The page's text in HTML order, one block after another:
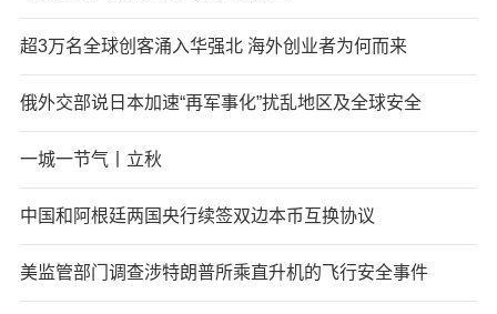
超3万名全球创客涌入华强北 海外创业者为何而来
俄外交部说日本加速“再军事化”扰乱地区及全球安全
一城一节气丨立秋
中国和阿根廷两国央行续签双边本币互换协议
美监管部门调查涉特朗普所乘直升机的飞行安全事件